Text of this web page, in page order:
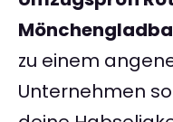
zu einem
Unternehmen